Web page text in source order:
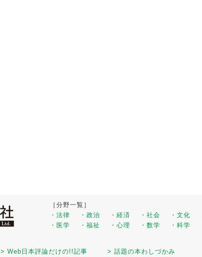
［分野一覧］
・法律
・政治 ・経済 ・社会 ・文化
・医学
・福祉 ・心理 ・数学 ・科学
> Web日本評論だけの!!記事 > 話題の本わしづかみ